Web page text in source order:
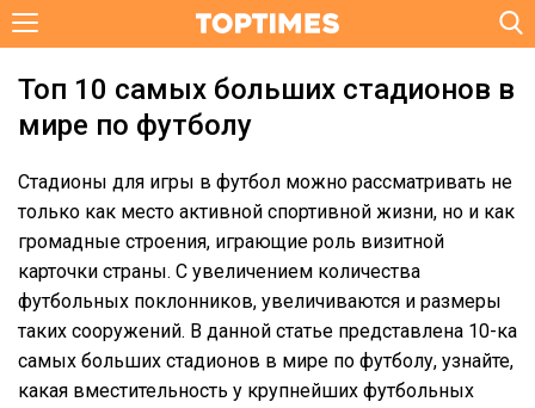
Топ 10 самых больших стадионов в
мире по футболу
Стадионы для игры в футбол можно рассматривать не
только как место активной спортивной жизни, но и как
громадные строения, играющие роль визитной
карточки страны. С увеличением количества
футбольных поклонников, увеличиваются и размеры
таких сооружений. В данной статье представлена 10-ка
самых больших стадионов в мире по футболу, узнайте,
какая вместительность у крупнейших футбольных